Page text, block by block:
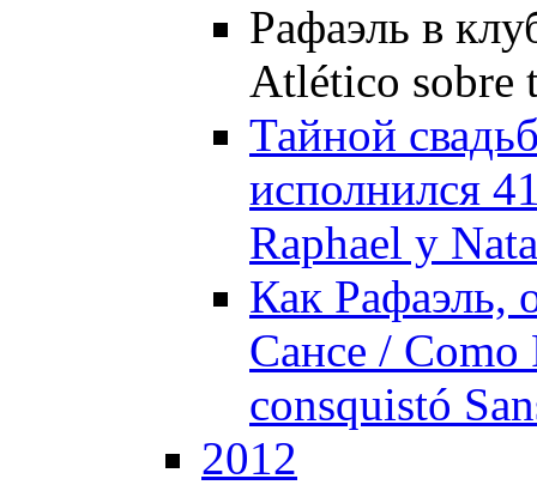
Рафаэль в
Atlético sobre
Тайной
исполнился
Raphael y
Как Рафаэль,
Сансе / Como
consquistó
2012